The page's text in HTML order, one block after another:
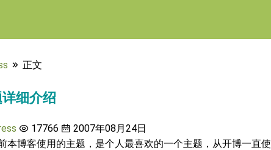
正文
细介绍
17766
2007年08月24日
本博客使用的主题，是个人最喜欢的一个主题，从开博一直使